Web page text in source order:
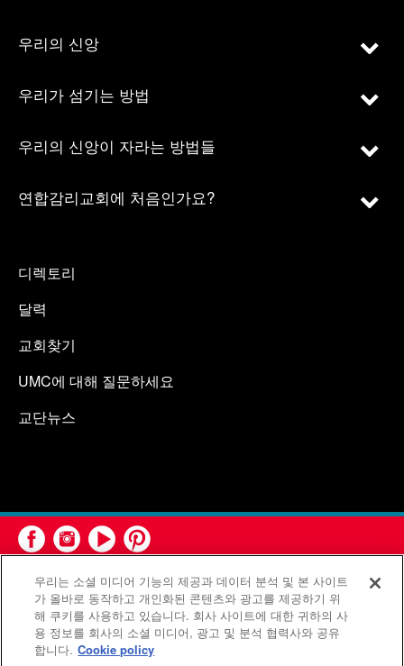
우리의 신앙
우리가 섬기는 방법
우리의 신앙이 자라는 방법들
연합감리교회에 처음인가요?
디렉토리
달력
교회찾기
UMC에 대해 질문하세요
교단뉴스
연합감리교회 공보부(United Methodist Communications)는 연
합감리교회의 기관입니다.
우리는 소셜 미디어 기능의 제공과 데이터 분석 및 본 사이트
가 올바로 동작하고 개인화된 콘텐츠와 광고를 제공하기 위
해 쿠키를 사용하고 있습니다. 회사 사이트에 대한 귀하의 사
용 정보를 회사의 소셜 미디어, 광고 및 분석 협력사와 공유
합니다. Cookie policy